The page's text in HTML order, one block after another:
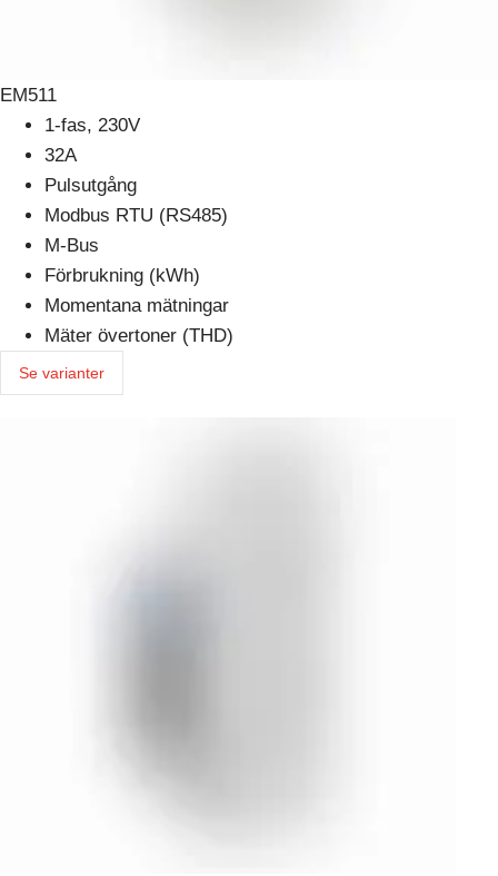
EM511
1-fas, 230V
32A
Pulsutgång
Modbus RTU (RS485)
M-Bus
Förbrukning (kWh)
Momentana mätningar
Mäter övertoner (THD)
Se varianter